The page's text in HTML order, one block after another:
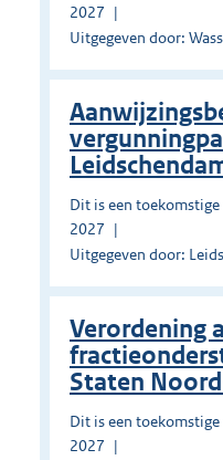
2027
Uitgegeven door:
Dit is een
2027
Uitgegeven door:
Verordening
Staten
Dit is een
2027